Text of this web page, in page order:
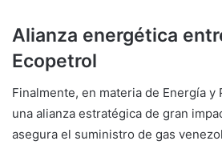
Alianza energética
Ecopetrol
Finalmente, en materia de Energía
una alianza estratégica de gran
asegura el suministro de gas